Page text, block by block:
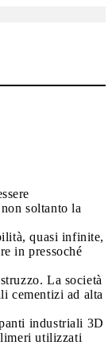
soltanto la
quasi infinite,
in pressoché
La società
cementizi ad alta
industriali 3D
utilizzati